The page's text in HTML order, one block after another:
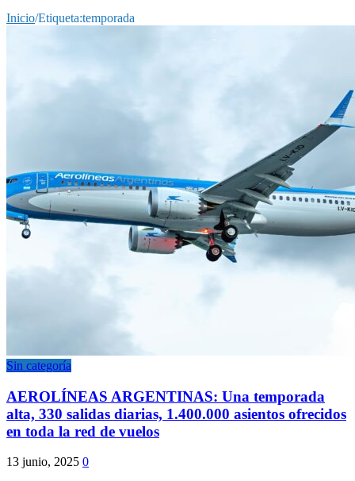
Inicio/Etiqueta:temporada
Sin categoría
AEROLÍNEAS ARGENTINAS: Una temporada
alta, 330 salidas diarias, 1.400.000 asientos ofrecidos
en toda la red de vuelos
13 junio, 2025 0